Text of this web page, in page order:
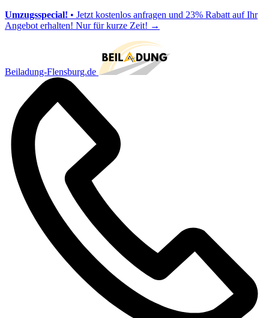
Umzugsspecial! • Jetzt kostenlos anfragen und 23% Rabatt auf Ihr
Angebot erhalten! Nur für kurze Zeit! →
Beiladung-Flensburg.de